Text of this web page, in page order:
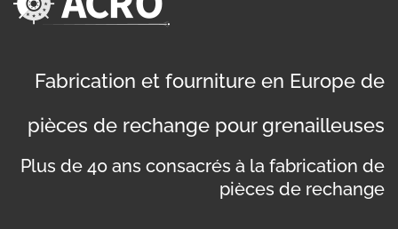
Fabrication et fourniture en Europe de
pièces de rechange pour grenailleuses
Plus de 40 ans consacrés à la fabrication de
pièces de rechange